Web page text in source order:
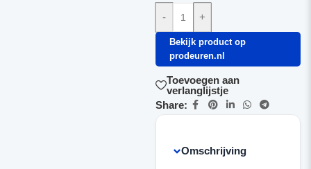
- +
Bekijk product op
prodeuren.nl
Toevoegen aan
verlanglijstje
Share:
Omschrijving